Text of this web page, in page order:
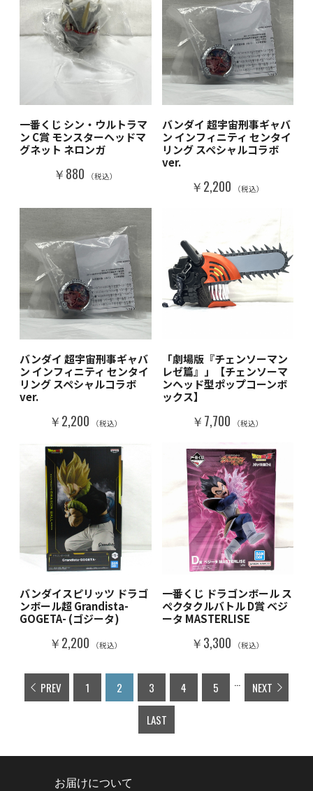
一番くじ シン・ウルトラマ
ン C賞 モンスターヘッドマ
グネット ネロンガ
￥880 （税込）
バンダイ 超宇宙刑事ギャバ
ン インフィニティ センタイ
リング スペシャルコラボ
ver.
￥2,200 （税込）
バンダイ 超宇宙刑事ギャバ
ン インフィニティ センタイ
リング スペシャルコラボ
ver.
￥2,200 （税込）
「劇場版『チェンソーマン
レゼ篇』」【チェンソーマ
ンヘッド型ポップコーンボ
ックス】
￥7,700 （税込）
バンダイスピリッツ ドラゴ
ンボール超 Grandista-
GOGETA- (ゴジータ)
￥2,200 （税込）
一番くじ ドラゴンボール ス
ペクタクルバトル D賞 ベジ
ータ MASTERLISE
￥3,300 （税込）
PREV 1 2 3 4 5 ... NEXT
LAST
お届けについて